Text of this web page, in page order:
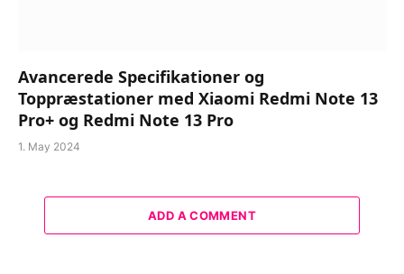
Avancerede Specifikationer og
Toppræstationer med Xiaomi Redmi Note 13
Pro+ og Redmi Note 13 Pro
1. May 2024
ADD A COMMENT